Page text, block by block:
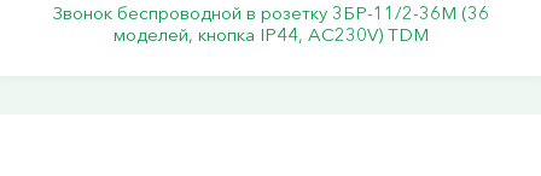
Звонок беспроводной в розетку 3БР-11/2-36М (36
моделей, кнопка IP44, АС230V) TDM